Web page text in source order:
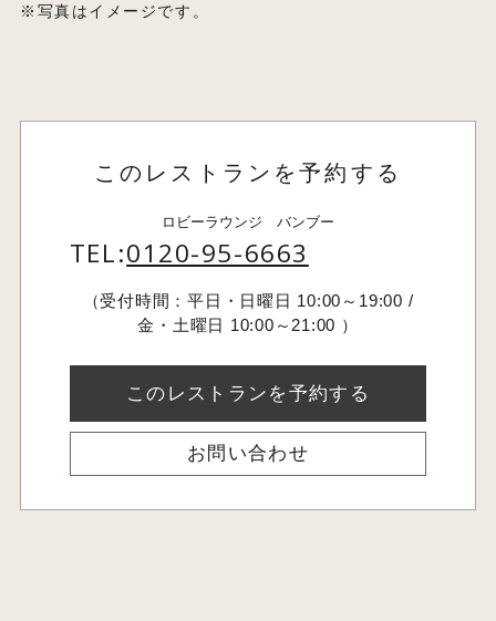
写真はイメージです。
このレストランを予約する
ロビーラウンジ バンブー
TEL:0120-95-6663
（受付時間：平日・日曜日 10:00～19:00 /
金・土曜日 10:00～21:00 ）
このレストランを予約する
お問い合わせ